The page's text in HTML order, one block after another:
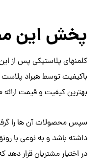
پخش این
کلمنهای پلاستیکی پس از
باکیفیت توسط هیراد پلاست
بهترین کیفیت و قیمت ارائه
سپس محصولات آن ها را
داشته باشد و به نوعی با
در اختیار مشتریان قرار